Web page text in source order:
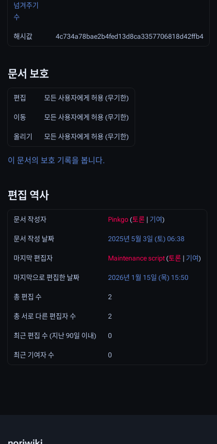
넘겨주기
수
해시값 4c734a78bae2b4fed13d8ca3357706818d42ffb4
문서 보호
편집 모든 사용자에게 허용 (무기한)
이동 모든 사용자에게 허용 (무기한)
올리기 모든 사용자에게 허용 (무기한)
이 문서의 보호 기록을 봅니다.
편집 역사
문서 작성자 Pinkgo(토론 | 기여)
문서 작성 날짜 2025년 5월 3일 (토) 06:38
마지막 편집자 Maintenance script(토론 | 기여)
마지막으로 편집한 날짜 2026년 1월 15일 (목) 15:50
총 편집 수 2
총 서로 다른 편집자 수 2
최근 편집 수 (지난 90일 이내) 0
최근 기여자 수 0